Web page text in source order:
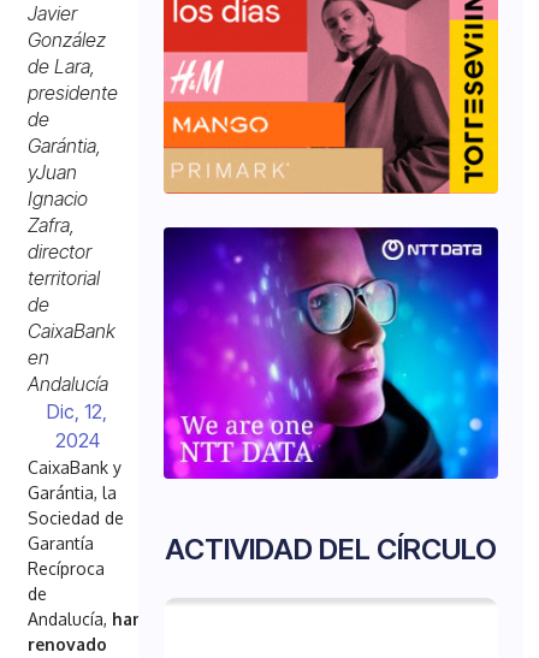
Javier
González
de Lara,
presidente
de
Garántia,
yJuan
Ignacio
Zafra,
director
territorial
de
CaixaBank
en
Andalucía
Dic, 12,
2024
CaixaBank y
Garántia, la
Sociedad de
Garantía
Recíproca
de
Andalucía, han
renovado
ACTIVIDAD DEL CÍRCULO